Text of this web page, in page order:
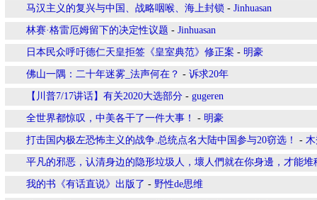
马汉主义的复兴与中国、战略咽喉、海上封锁 - Jinhuasan
林赛·格雷厄姆留下的决定性议题 - Jinhuasan
日本民众呼吁德仁天皇拒签《皇室典范》修正案 - 明豪
佛山一隅：二十年迷雾_法声何在？ - 诉求20年
【川普7/17讲话】有关2020大选部分 - gugeren
全世界都惊叹，中美各干了一件大事！ - 明豪
打击国内极左恐怖主义的战争.总统点名大陆中国参与20窃选！ -
平凡的邪恶，认清身边的隐形垃圾人，壞人們就在你身邊，才能
我的书《有话直说》出版了 - 野性de思维